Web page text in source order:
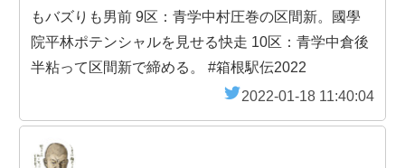
もバズりも男前 9区：青学中村圧巻の区間新。國學
院平林ポテンシャルを見せる快走 10区：青学中倉後
半粘って区間新で締める。 #箱根駅伝2022
2022-01-18 11:40:04